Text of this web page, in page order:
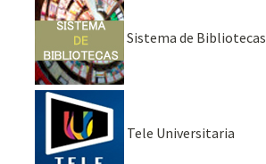
Sistema de Bibliotecas
Tele Universitaria